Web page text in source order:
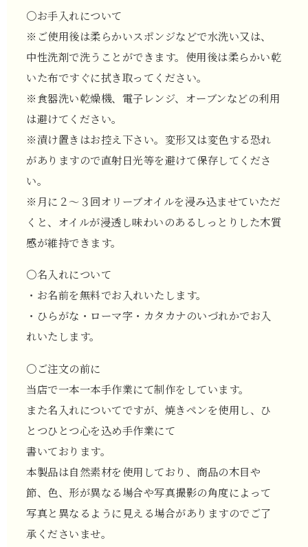
〇お手入れについて
※ご使用後は柔らかいスポンジなどで水洗い又は、
中性洗剤で洗うことができます。使用後は柔らかい乾
いた布ですぐに拭き取ってください。
※食器洗い乾燥機、電子レンジ、オーブンなどの利用
は避けてください。
※漬け置きはお控え下さい。変形又は変色する恐れ
がありますので直射日光等を避けて保存してくださ
い。
※月に２～３回オリーブオイルを浸み込ませていただ
くと、オイルが浸透し味わいのあるしっとりした木質
感が維持できます。
〇名入れについて
・お名前を無料でお入れいたします。
・ひらがな・ローマ字・カタカナのいづれかでお入
れいたします。
〇ご注文の前に
当店で一本一本手作業にて制作をしています。
また名入れについてですが、焼きペンを使用し、ひ
とつひとつ心を込め手作業にて
書いております。
本製品は自然素材を使用しており、商品の木目や
節、色、形が異なる場合や写真撮影の角度によって
写真と異なるように見える場合がありますのでご了
承くださいませ。